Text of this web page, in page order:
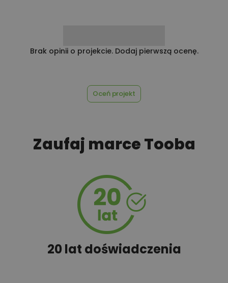
Brak opinii o projekcie. Dodaj pierwszą ocenę.
Oceń projekt
Zaufaj marce Tooba
20 lat doświadczenia